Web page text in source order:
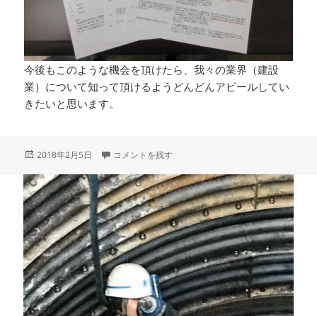
今後もこのような機会を頂けたら、我々の業界（建設
業）について知って頂けるようどんどんアピールしてい
きたいと思います。
投
日:
2018年2月5日 企業説明会のアンケートの回答を読んで に
コメントを残す